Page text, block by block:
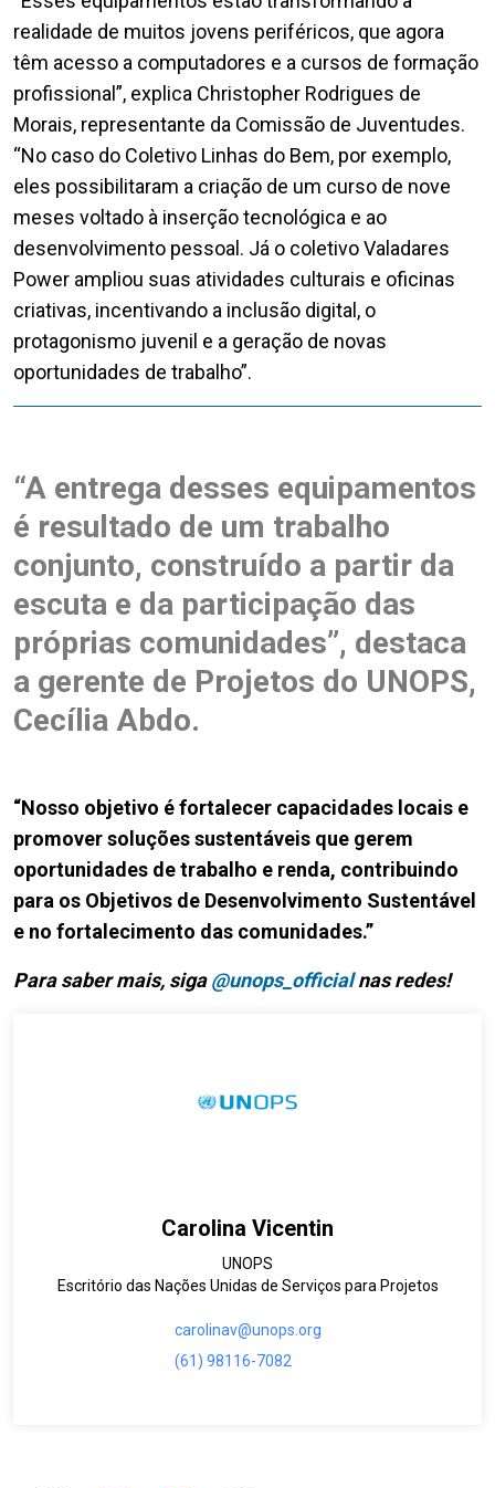
realidade de muitos jovens periféricos, que agora
têm acesso a computadores e a cursos de formação
profissional”, explica Christopher Rodrigues de
Morais, representante da Comissão de Juventudes.
“No caso do Coletivo Linhas do Bem, por exemplo,
eles possibilitaram a criação de um curso de nove
meses voltado à inserção tecnológica e ao
desenvolvimento pessoal. Já o coletivo Valadares
Power ampliou suas atividades culturais e oficinas
criativas, incentivando a inclusão digital, o
protagonismo juvenil e a geração de novas
oportunidades de trabalho”.
“A entrega desses equipamentos
é resultado de um trabalho
conjunto, construído a partir da
escuta e da participação das
próprias comunidades”, destaca
a gerente de Projetos do UNOPS,
Cecília Abdo.
“Nosso objetivo é fortalecer capacidades locais e
promover soluções sustentáveis que gerem
oportunidades de trabalho e renda, contribuindo
para os Objetivos de Desenvolvimento Sustentável
e no fortalecimento das comunidades.”
Para saber mais, siga@unops_officialnas redes!
Carolina Vicentin
UNOPS
Escritório das Nações Unidas de Serviços para Projetos
carolinav@unops.org
(61) 98116-7082